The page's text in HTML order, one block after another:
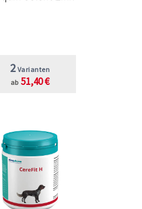
2 Varianten
ab 51,40 €